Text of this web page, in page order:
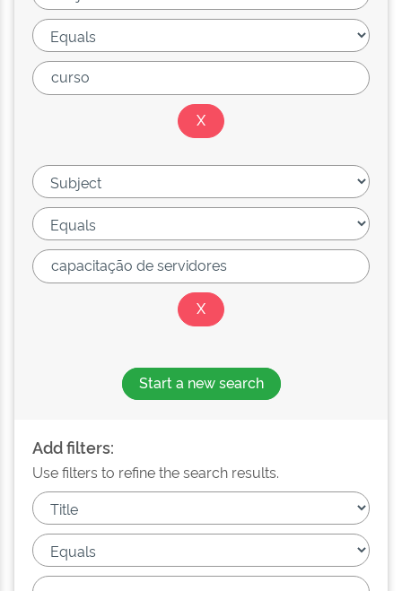
Start a new search
Add filters:
Use filters to refine the search results.